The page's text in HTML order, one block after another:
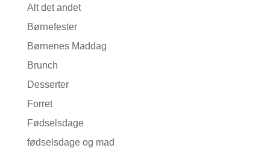
Alt det andet
Børnefester
Børnenes Maddag
Brunch
Desserter
Forret
Fødselsdage
fødselsdage og mad